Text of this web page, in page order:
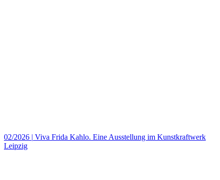
02/2026 | Viva Frida Kahlo. Eine Ausstellung im Kunstkraftwerk
Leipzig